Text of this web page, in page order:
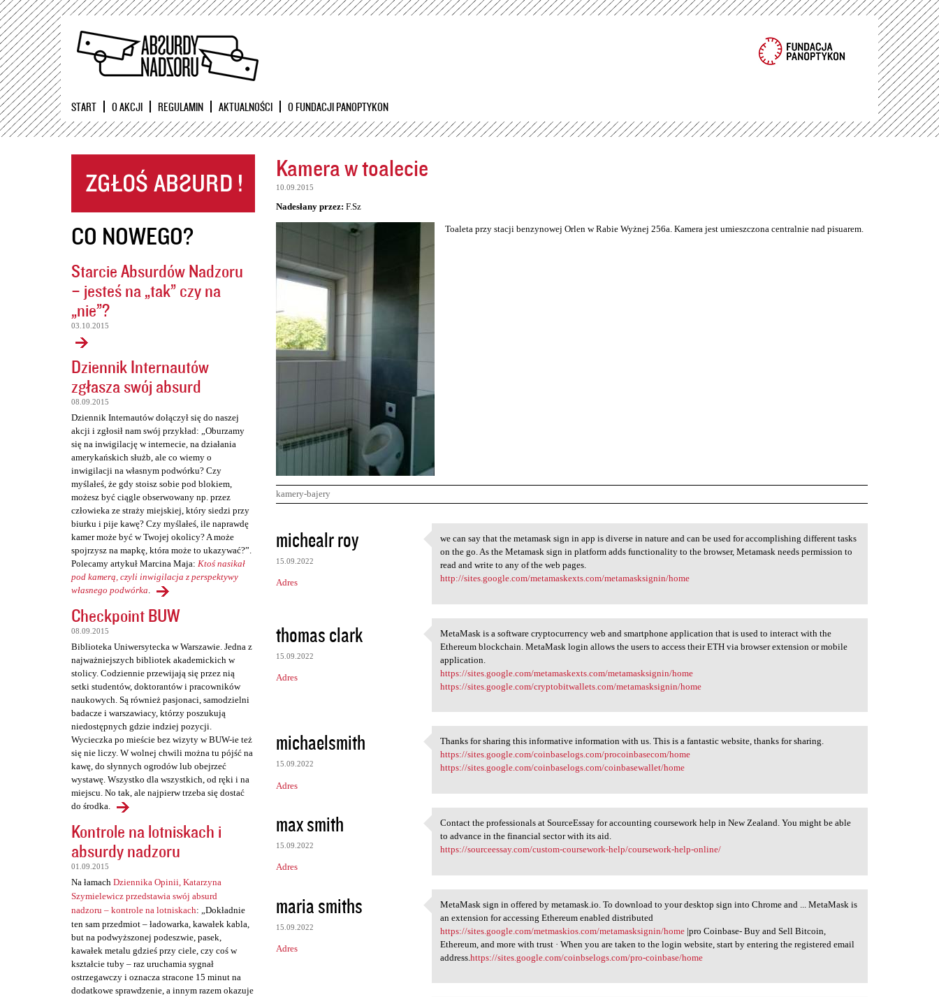
Przejdź
START O AKCJI REGULAMIN AKTUALNOŚCI O FUNDACJI PANOPTYKON
CO NOWEGO?
Starcie Absurdów Nadzoru
– jesteś na „tak” czy na
„nie”?
03.10.2015
Dziennik Internautów
zgłasza swój absurd
08.09.2015
Dziennik Internautów dołączył się do naszej
akcji i zgłosił nam swój przykład: „Oburzamy
się na inwigilację w internecie, na działania
amerykańskich służb, ale co wiemy o
inwigilacji na własnym podwórku? Czy
myślałeś, że gdy stoisz sobie pod blokiem,
możesz być ciągle obserwowany np. przez
człowieka ze straży miejskiej, który siedzi przy
biurku i pije kawę? Czy myślałeś, ile naprawdę
kamer może być w Twojej okolicy? A może
spojrzysz na mapkę, która może to ukazywać?”.
Polecamy artykuł Marcina Maja: Ktoś nasikał
pod kamerą, czyli inwigilacja z perspektywy
własnego podwórka.
Checkpoint BUW
08.09.2015
Biblioteka Uniwersytecka w Warszawie. Jedna z
najważniejszych bibliotek akademickich w
stolicy. Codziennie przewijają się przez nią
setki studentów, doktorantów i pracowników
naukowych. Są również pasjonaci, samodzielni
badacze i warszawiacy, którzy poszukują
niedostępnych gdzie indziej pozycji.
Wycieczka po mieście bez wizyty w BUW-ie też
się nie liczy. W wolnej chwili można tu pójść na
kawę, do słynnych ogrodów lub obejrzeć
wystawę. Wszystko dla wszystkich, od ręki i na
miejscu. No tak, ale najpierw trzeba się dostać
do środka.
Kontrole na lotniskach i
absurdy nadzoru
01.09.2015
Na łamach Dziennika Opinii, Katarzyna
Szymielewicz przedstawia swój absurd
nadzoru – kontrole na lotniskach: „Dokładnie
ten sam przedmiot – ładowarka, kawałek kabla,
but na podwyższonej podeszwie, pasek,
kawałek metalu gdzieś przy ciele, czy coś w
kształcie tuby – raz uruchamia sygnał
ostrzegawczy i oznacza stracone 15 minut na
dodatkowe sprawdzenie, a innym razem okazuje
Kamera w toalecie
10.09.2015
Nadesłany przez: F.Sz
Toaleta przy stacji benzynowej Orlen w Rabie Wyżnej 256a. Kamera jest umieszczona centralnie nad pisuarem.
kamery-bajery
K
o
m
e
t
a
r
michealr roy
15.09.2022
Adres
we can say that the metamask
we can say that the metamask sign in app is diverse in nature and can be used for accomplishing different tasks
on the go. As the Metamask sign in platform adds functionality to the browser, Metamask needs permission to
read and write to any of the web pages.
http://sites.google.com/metamaskexts.com/metamasksignin/home
thomas clark
15.09.2022
Adres
MetaMask is a software
MetaMask is a software cryptocurrency web and smartphone application that is used to interact with the
Ethereum blockchain. MetaMask login allows the users to access their ETH via browser extension or mobile
application.
https://sites.google.com/metamaskexts.com/metamasksignin/home
https://sites.google.com/cryptobitwallets.com/metamasksignin/home
michaelsmith
15.09.2022
Adres
Thanks for sharing this
Thanks for sharing this informative information with us. This is a fantastic website, thanks for sharing.
https://sites.google.com/coinbaselogs.com/procoinbasecom/home
https://sites.google.com/coinbaselogs.com/coinbasewallet/home
max smith
15.09.2022
Adres
Contact the professionals at
Contact the professionals at SourceEssay for accounting coursework help in New Zealand. You might be able
to advance in the financial sector with its aid.
https://sourceessay.com/custom-coursework-help/coursework-help-online/
maria smiths
15.09.2022
Adres
MetaMask sign in offered by
MetaMask sign in offered by metamask.io. To download to your desktop sign into Chrome and ... MetaMask is
an extension for accessing Ethereum enabled distributed
https://sites.google.com/metmaskios.com/metamasksignin/home |pro Coinbase- Buy and Sell Bitcoin,
Ethereum, and more with trust · When you are taken to the login website, start by entering the registered email
address.https://sites.google.com/coinbselogs.com/pro-coinbase/home